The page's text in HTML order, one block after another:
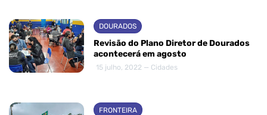
DOURADOS
Revisão do Plano Diretor de Dourados
acontecerá em agosto
15 julho, 2022 — Cidades
FRONTEIRA